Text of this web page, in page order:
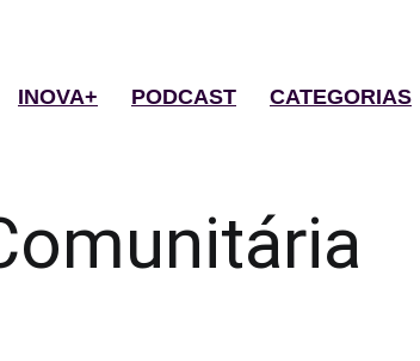
INOVA+ PODCAST CATEGORIAS